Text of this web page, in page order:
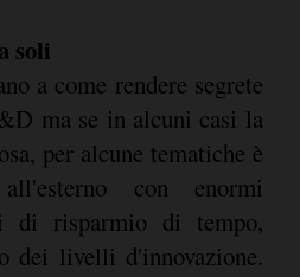
soli
a come rendere segrete
ma se in alcuni casi la
per alcune tematiche è
con enormi
di risparmio di tempo,
dei livelli d'innovazione.